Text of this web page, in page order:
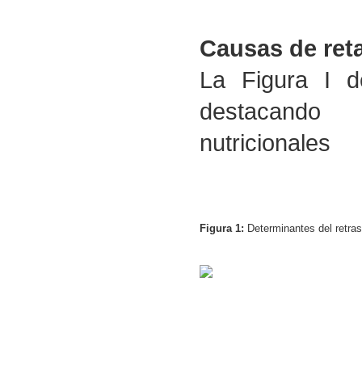
Causas de
La Figura I
nutricionales
Figura 1: Determinantes del